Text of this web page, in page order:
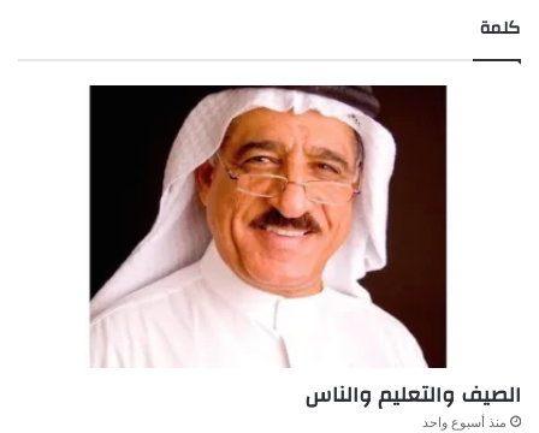
كلمة
الصيف والتعليم والناس
منذ أسبوع واحد